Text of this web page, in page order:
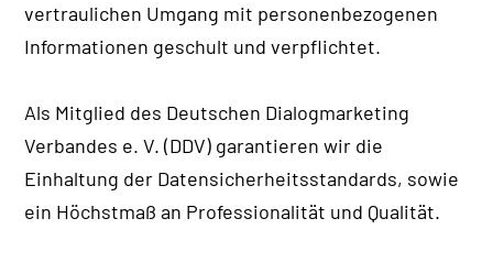
vertraulichen Umgang mit personenbezogenen
Informationen geschult und verpflichtet.
Als Mitglied des Deutschen Dialogmarketing
Verbandes e. V. (DDV) garantieren wir die
Einhaltung der Datensicherheitsstandards, sowie
ein Höchstmaß an Professionalität und Qualität.